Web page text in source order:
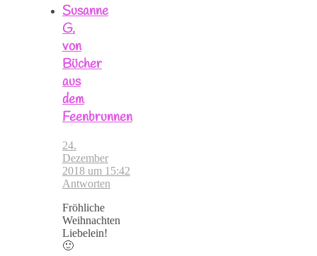
Susanne
G.
von
Bücher
aus
dem
Feenbrunnen
24.
Dezember
2018 um 15:42
Antworten
Fröhliche
Weihnachten
Liebelein!
🙂